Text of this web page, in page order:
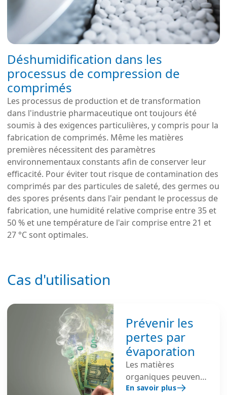
Déshumidification dans les
processus de compression de
comprimés
Les processus de production et de transformation
dans l'industrie pharmaceutique ont toujours été
soumis à des exigences particulières, y compris pour la
fabrication de comprimés. Même les matières
premières nécessitent des paramètres
environnementaux constants afin de conserver leur
efficacité. Pour éviter tout risque de contamination des
comprimés par des particules de saleté, des germes ou
des spores présents dans l'air pendant le processus de
fabrication, une humidité relative comprise entre 35 et
50 % et une température de l'air comprise entre 21 et
27 °C sont optimales.
Cas d'utilisation
Prévenir les
pertes par
évaporation
Les matières
organiques peuvent
perdre de l’humidité
En savoir plus